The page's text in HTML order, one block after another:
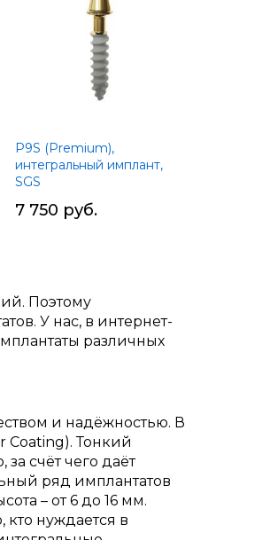
P9S (Premium),
интегральный имплант,
SGS
7 750 руб.
Поэтому
У нас, в интернет-
различных
и надёжностью. В
Coating). Тонкий
счёт чего даёт
ряд имплантатов
– от 6 до 16 мм.
нуждается в